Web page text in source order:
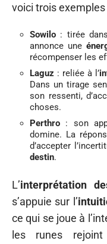
voici trois
Sowilo : tirée
annonce une
récompenser les
Laguz : reliée à l’
Dans un tirage
son ressenti,
choses.
Perthro : son
domine. La
d’accepter
destin.
L’interprétation
s’appuie sur l’
ce qui se joue à
les runes